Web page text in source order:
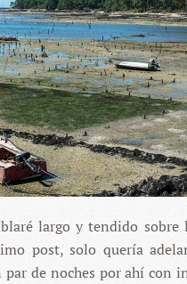
largo y tendido sobre
post, solo quería
par de noches por ahí con